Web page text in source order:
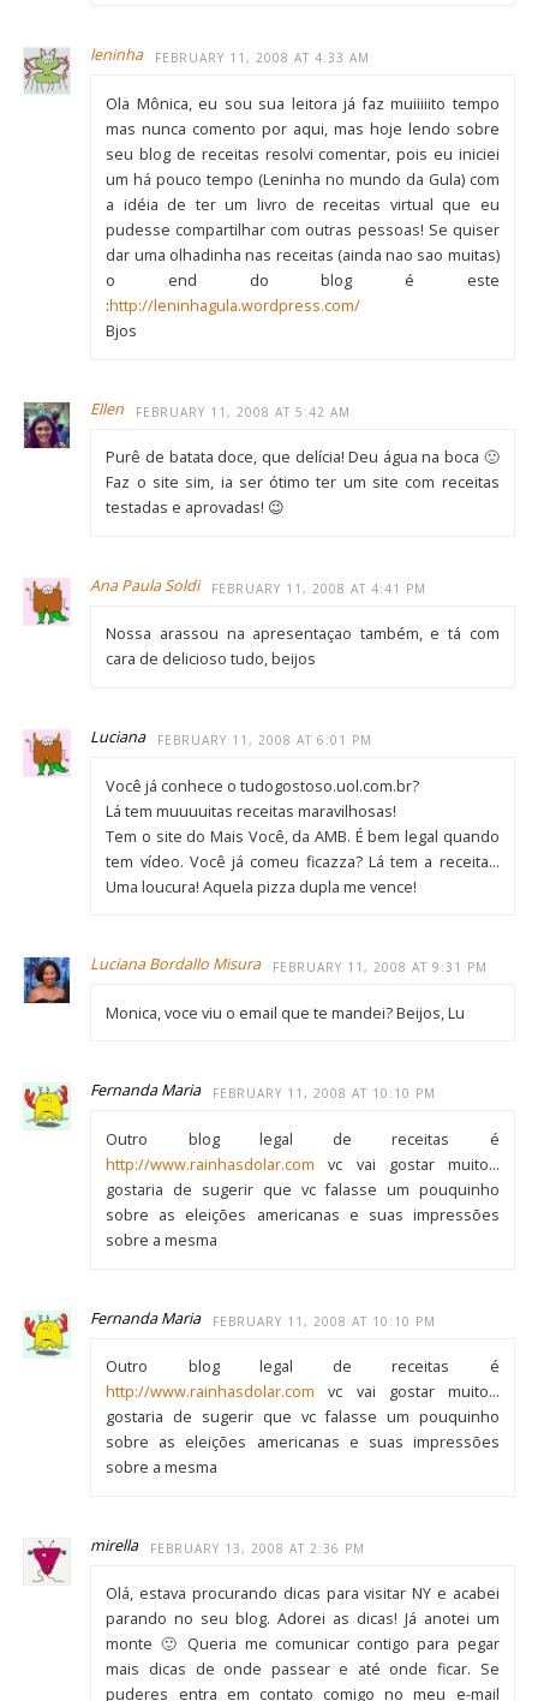
leninha FEBRUARY 11, 2008 AT 4:33 AM
Ola Mônica, eu sou sua leitora já faz muiiiiito tempo
mas nunca comento por aqui, mas hoje lendo sobre
seu blog de receitas resolvi comentar, pois eu iniciei
um há pouco tempo (Leninha no mundo da Gula) com
a idéia de ter um livro de receitas virtual que eu
pudesse compartilhar com outras pessoas! Se quiser
dar uma olhadinha nas receitas (ainda nao sao muitas)
o end do blog é este
:http://leninhagula.wordpress.com/
Bjos
Ellen FEBRUARY 11, 2008 AT 5:42 AM
Purê de batata doce, que delícia! Deu água na boca 🙂
Faz o site sim, ia ser ótimo ter um site com receitas
testadas e aprovadas! 😉
Ana Paula Soldi FEBRUARY 11, 2008 AT 4:41 PM
Nossa arassou na apresentaçao também, e tá com
cara de delicioso tudo, beijos
Luciana FEBRUARY 11, 2008 AT 6:01 PM
Você já conhece o tudogostoso.uol.com.br?
Lá tem muuuuitas receitas maravilhosas!
Tem o site do Mais Você, da AMB. É bem legal quando
tem vídeo. Você já comeu ficazza? Lá tem a receita…
Uma loucura! Aquela pizza dupla me vence!
Luciana Bordallo Misura FEBRUARY 11, 2008 AT 9:31 PM
Monica, voce viu o email que te mandei? Beijos, Lu
Fernanda Maria FEBRUARY 11, 2008 AT 10:10 PM
Outro blog legal de receitas é
http://www.rainhasdolar.com vc vai gostar muito…
gostaria de sugerir que vc falasse um pouquinho
sobre as eleições americanas e suas impressões
sobre a mesma
Fernanda Maria FEBRUARY 11, 2008 AT 10:10 PM
Outro blog legal de receitas é
http://www.rainhasdolar.com vc vai gostar muito…
gostaria de sugerir que vc falasse um pouquinho
sobre as eleições americanas e suas impressões
sobre a mesma
mirella FEBRUARY 13, 2008 AT 2:36 PM
Olá, estava procurando dicas para visitar NY e acabei
parando no seu blog. Adorei as dicas! Já anotei um
monte 🙂 Queria me comunicar contigo para pegar
mais dicas de onde passear e até onde ficar. Se
puderes entra em contato comigo no meu e-mail